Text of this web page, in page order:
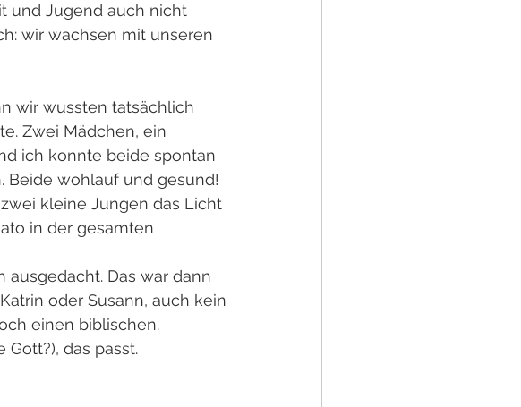
und Jugend auch nicht
wir wachsen mit unseren
wir wussten tatsächlich
Zwei Mädchen, ein
ich konnte beide spontan
Beide wohlauf und gesund!
kleine Jungen das Licht
in der gesamten
Das war dann
oder Susann, auch kein
einen biblischen.
Gott?), das passt.